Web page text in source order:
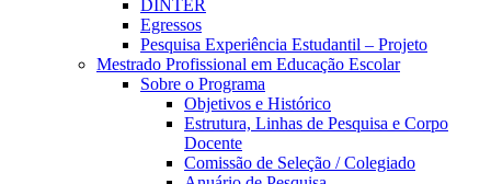
DINTER
Egressos
Pesquisa Experiência Estudantil – Projeto
Mestrado Profissional em Educação Escolar
Sobre o Programa
Objetivos e Histórico
Estrutura, Linhas de Pesquisa e Corpo
Docente
Comissão de Seleção / Colegiado